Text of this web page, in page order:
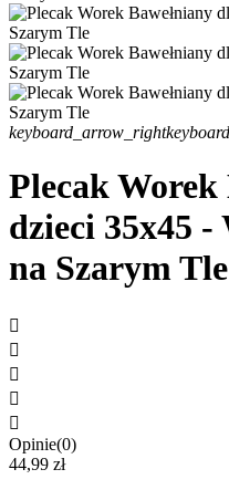
keyboard_arrow_right
Plecak Worek
dzieci 35x45
na Szarym Tle





Opinie(0)
44,99 zł